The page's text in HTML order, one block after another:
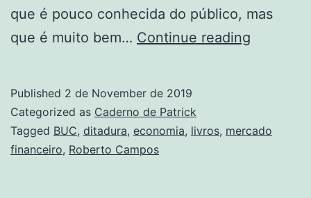
que é pouco conhecida do público, mas
que é muito bem… Continue reading
Published 2 de November de 2019
Categorized as Caderno de Patrick
Tagged BUC, ditadura, economia, livros, mercado
financeiro, Roberto Campos